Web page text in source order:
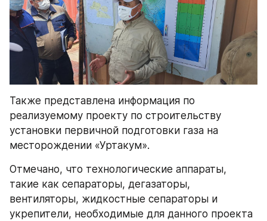
Также представлена информация по
реализуемому проекту по строительству
установки первичной подготовки газа на
месторождении «Уртакум».
Отмечано, что технологические аппараты,
такие как сепараторы, дегазаторы,
вентиляторы, жидкостные сепараторы и
укрепители, необходимые для данного проекта